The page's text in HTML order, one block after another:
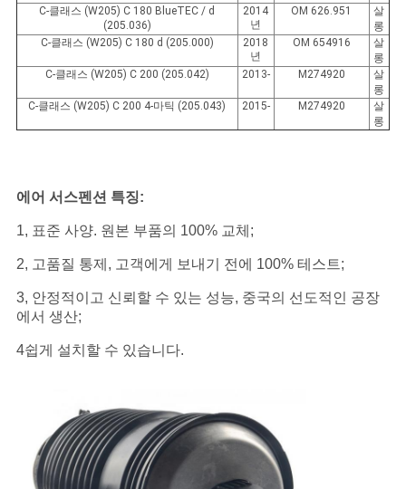
C-클래스 (W205) C 180 BlueTEC / d
(205.036)
2014
년
OM 626.951
살
롱
C-클래스 (W205) C 180 d (205.000)
2018
년
OM 654916
살
롱
C-클래스 (W205) C 200 (205.042)
2013- M274920
살
롱
C-클래스 (W205) C 200 4-마틱 (205.043)
2015- M274920
살
롱
에어 서스펜션 특징:
1, 표준 사양. 원본 부품의 100% 교체;
2, 고품질 통제, 고객에게 보내기 전에 100% 테스트;
3, 안정적이고 신뢰할 수 있는 성능, 중국의 선도적인 공장
에서 생산;
4쉽게 설치할 수 있습니다.